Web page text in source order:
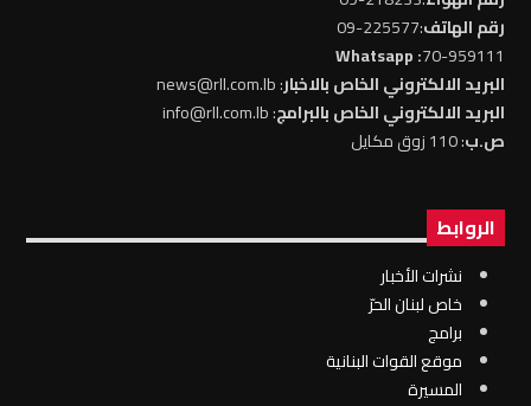
رقم الهاتف:225577-09
70-959111
: Whatsapp
البريد الالكتروني الخاص بالاخبار: news@rll.com.lb
البريد الالكتروني الخاص بالبرامج: info@rll.com.lb
ص.ب: 110 زوق مكايل
الروابط
نشرات الأخبار
خاص لبنان الحرّ
برامج
موقع القوات البنانية
المسيرة